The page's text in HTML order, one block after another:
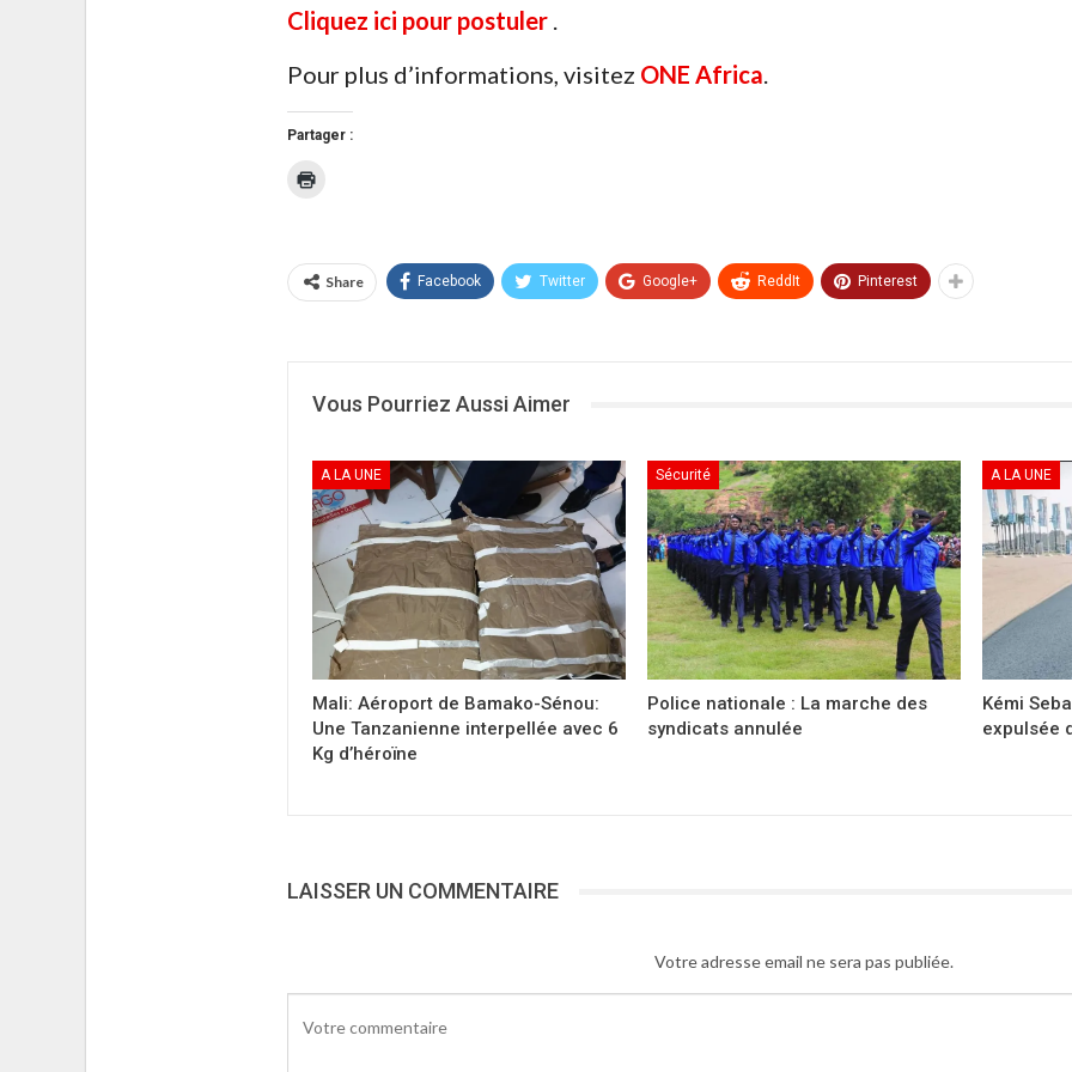
Cliquez ici pour postuler .
Pour plus d’informations, visitez ONE Africa.
Partager :
fenêtre)
Share Facebook Twitter Google+ ReddIt Pinterest
Vous Pourriez Aussi Aimer
A LA UNE
Mali: Aéroport de Bamako-Sénou:
Une Tanzanienne interpellée avec 6
Kg d’héroïne
Sécurité
Police nationale : La marche des
syndicats annulée
A LA UNE
Kémi
expulsée
LAISSER UN COMMENTAIRE
Votre adresse email ne sera pas publiée.